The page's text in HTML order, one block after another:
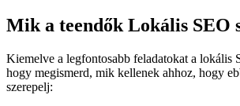
Mik a teendők Lokális SEO
Kiemelve a legfontosabb feladatokat a lokális
hogy megismerd, mik kellenek ahhoz, hogy
szerepelj: